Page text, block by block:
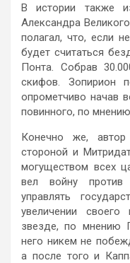
В истории также
Александра
полагал, что, если
будет считаться
Понта. Собрав
скифов. Зопирион
опрометчиво начав
повинного, по
Конечно же,
стороной и
могуществом всех
вел войну
управлять
увеличении своего
звезде, по мнению
него никем не
а после того и